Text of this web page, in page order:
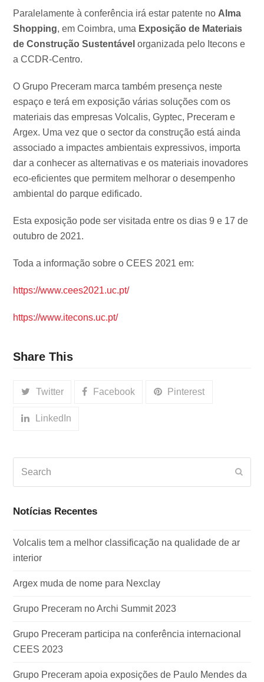
Paralelamente à conferência irá estar patente no Alma
Shopping, em Coimbra, uma Exposição de Materiais
de Construção Sustentávelorganizada pelo Itecons e
a CCDR-Centro.
O Grupo Preceram marca também presença neste
espaço e terá em exposição várias soluções com os
materiais das empresas Volcalis, Gyptec, Preceram e
Argex. Uma vez que o sector da construção está ainda
associado a impactes ambientais expressivos, importa
dar a conhecer as alternativas e os materiais inovadores
eco-eficientes que permitem melhorar o desempenho
ambiental do parque edificado.
Esta exposição pode ser visitada entre os dias 9 e 17 de
outubro de 2021.
Toda a informação sobre o CEES 2021 em:
https://www.cees2021.uc.pt/
https://www.itecons.uc.pt/
Share This
Twitter Facebook Pinterest
LinkedIn
Notícias Recentes
Volcalis tem a melhor classificação na qualidade de ar
interior
Argex muda de nome para Nexclay
Grupo Preceram no Archi Summit 2023
Grupo Preceram participa na conferência internacional
CEES 2023
Grupo Preceram apoia exposições de Paulo Mendes da